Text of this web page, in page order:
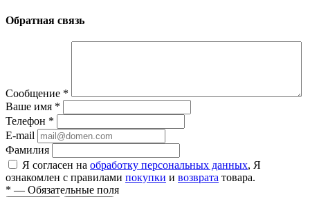
Обратная связь
Сообщение *
Ваше имя *
Телефон *
E-mail
Фамилия
Я согласен на обработку персональных данных, Я
ознакомлен с правилами покупки и возврата товара.
* — Обязательные поля